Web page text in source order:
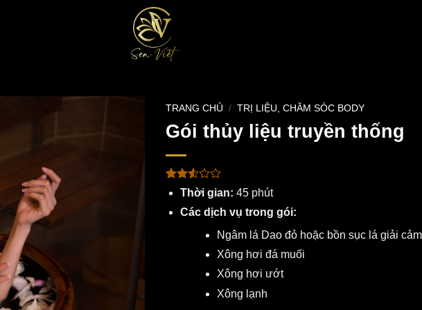
TRANG CHỦ / TRỊ LIỆU, CHĂM SÓC BODY
Gói thủy liệu truyền thống
2.53
dựa
381Thời gian: 45 phút
Các dịch vụ trong gói:
Ngâm lá Dao đỏ hoặc bồn sục lá giải cảm
Xông hơi đá muối
Xông hơi ướt
Xông lạnh